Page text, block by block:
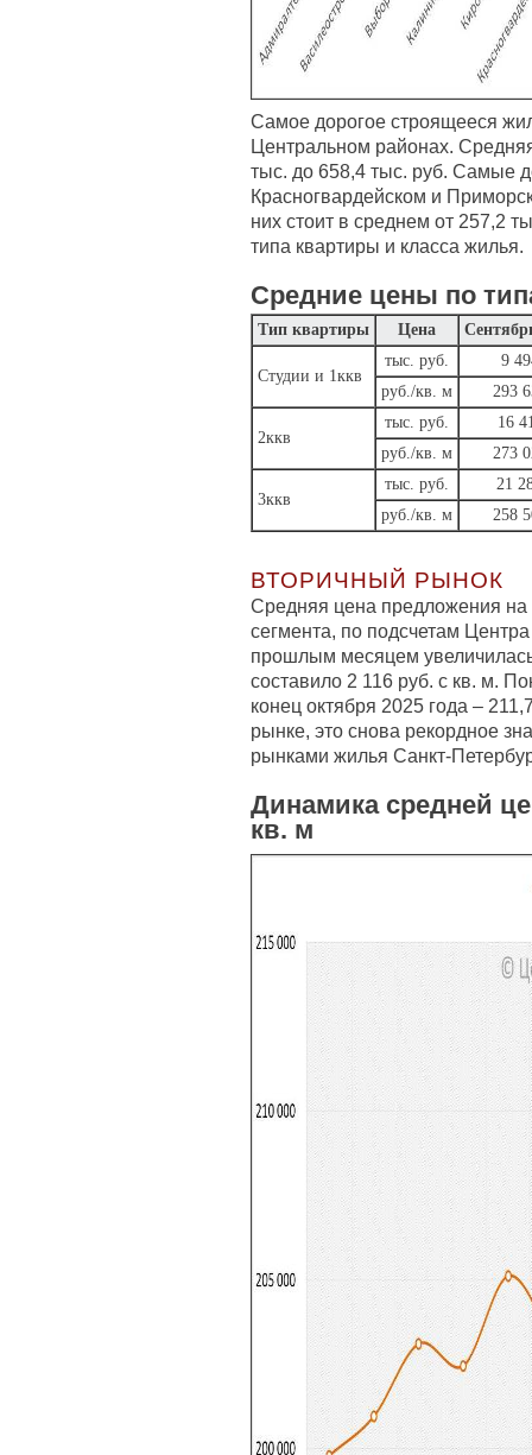
Самое дорогое строящееся
Центральном районах.
тыс. до 658,4 тыс. руб. Самые
Красногвардейском и
них стоит в среднем от 257,2
типа квартиры и класса жилья.
Средние цены по
Тип квартиры Цена
Студии и 1ккв
тыс. руб.
9
руб./кв. м
293
2ккв
тыс. руб.
16
руб./кв. м
273
3ккв
тыс. руб.
21
руб./кв. м
258
ВТОРИЧНЫЙ РЫНОК
Средняя цена предложения
сегмента, по подсчетам
прошлым месяцем
составило 2 116 руб. с кв. м.
конец октября 2025 года –
рынке, это снова рекордное
рынками жилья Санкт-
Динамика средней
кв. м